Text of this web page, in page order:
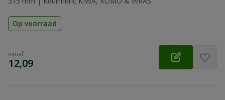
Op voorraad
vanaf
€
12,09